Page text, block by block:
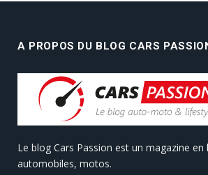
A PROPOS DU BLOG CARS
Le blog Cars Passion est un magazine en
automobiles, motos.